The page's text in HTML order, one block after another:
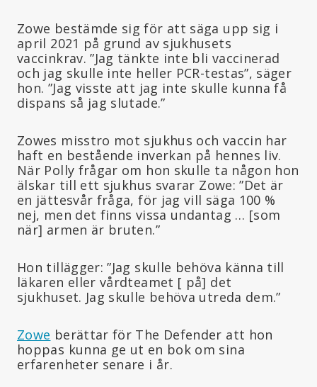
Zowe bestämde sig för att säga upp sig i
april 2021 på grund av sjukhusets
vaccinkrav. ”Jag tänkte inte bli vaccinerad
och jag skulle inte heller PCR-testas”, säger
hon. ”Jag visste att jag inte skulle kunna få
dispans så jag slutade.”
Zowes misstro mot sjukhus och vaccin har
haft en bestående inverkan på hennes liv.
När Polly frågar om hon skulle ta någon hon
älskar till ett sjukhus svarar Zowe: ”Det är
en jättesvår fråga, för jag vill säga 100 %
nej, men det finns vissa undantag … [som
när] armen är bruten.”
Hon tillägger: ”Jag skulle behöva känna till
läkaren eller vårdteamet [ på] det
sjukhuset. Jag skulle behöva utreda dem.”
Zowe berättar för The Defender att hon
hoppas kunna ge ut en bok om sina
erfarenheter senare i år.